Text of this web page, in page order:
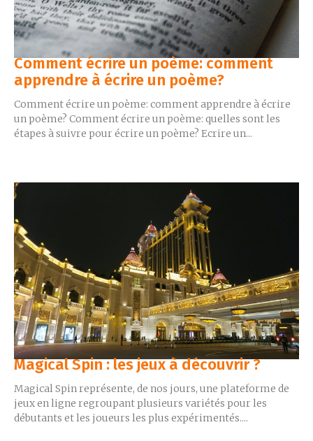
Comment écrire un poème: comment
apprendre à écrire un poème?
Comment écrire un poème: comment apprendre à écrire
un poème? Comment écrire un poème: quelles sont les
étapes à suivre pour écrire un poème? Ecrire un...
Magical Spin : les jeux à découvrir ?
Magical Spin représente, de nos jours, une plateforme de
jeux en ligne regroupant plusieurs variétés pour les
débutants et les joueurs les plus expérimentés....